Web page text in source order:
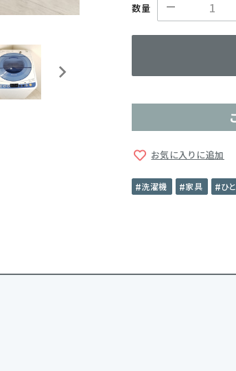
数量
お気に入りに追加
洗濯機 家具 ひ